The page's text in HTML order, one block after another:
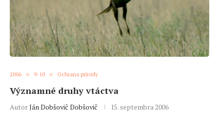
2006 9-10 Ochrana prírody
Významné druhy vtáctva
AutorJán Dobšovič Dobšovič 15. septembra 2006